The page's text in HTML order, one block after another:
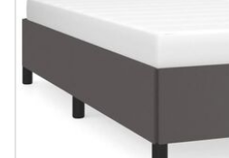
#sharemevidaxl